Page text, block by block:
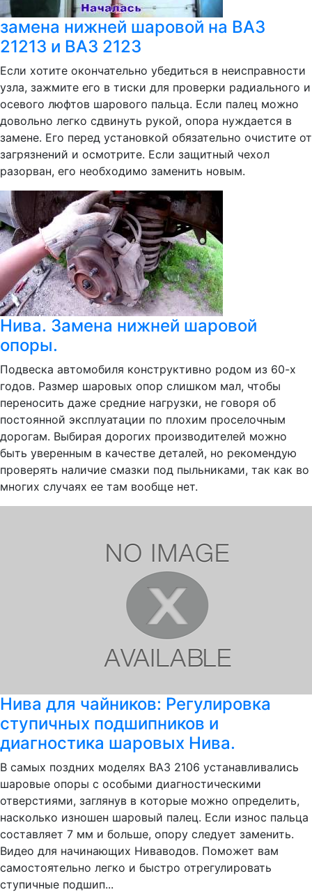
замена нижней шаровой на ВАЗ
21213 и ВАЗ 2123
Если хотите окончательно убедиться в неисправности
узла, зажмите его в тиски для проверки радиального и
осевого люфтов шарового пальца. Если палец можно
довольно легко сдвинуть рукой, опора нуждается в
замене. Его перед установкой обязательно очистите от
загрязнений и осмотрите. Если защитный чехол
разорван, его необходимо заменить новым.
Нива. Замена нижней шаровой
опоры.
Подвеска автомобиля конструктивно родом из 60-х
годов. Размер шаровых опор слишком мал, чтобы
переносить даже средние нагрузки, не говоря об
постоянной эксплуатации по плохим проселочным
дорогам. Выбирая дорогих производителей можно
быть уверенным в качестве деталей, но рекомендую
проверять наличие смазки под пыльниками, так как во
многих случаях ее там вообще нет.
Нива для чайников: Регулировка
ступичных подшипников и
диагностика шаровых Нива.
В самых поздних моделях ВАЗ 2106 устанавливались
шаровые опоры с особыми диагностическими
отверстиями, заглянув в которые можно определить,
насколько изношен шаровый палец. Если износ пальца
составляет 7 мм и больше, опору следует заменить.
Видео для начинающих Ниваводов. Поможет вам
самостоятельно легко и быстро отрегулировать
ступичные подшип...